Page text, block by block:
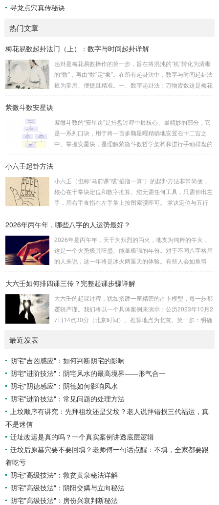
寻龙点穴真传秘诀
热门文章
梅花易数起卦法门（上）：数字与时间起卦详解
起卦是梅花易数操作的第一步，旨在将混沌的“机”转化为清晰
的“数”，再由“数”定“象”。在所有起卦法中，数字与时间起卦法
最为常用、便捷且精准。一、数字起卦法：万物皆数这是梅花
卦。如果数字是偶数位，则前后平分；如果是奇数位，则前部
分比后部分少一位。例如，数字 256：前一位 2 为上卦后两
位...
紫微斗数安星诀
紫微斗数的“安星诀”是排盘过程中最核心、最精妙的部分，它
是一系列口诀，用于将一百多颗星曜精确地安置在十二宫之
中。掌握安星诀，是理解紫微斗数哲学架构和进行手动排盘的
赖关系，可以清晰地通过下图展现：二、 核心安星诀详解1.
安紫微星诀（定帝星）这是所有安星的第一步，至关重要。口
诀：紫微天机星逆行，隔一阳武天同行，...
小六壬起卦方法
小六壬（也称“马前课”或“掐指一算”）的起卦方法非常简便，
核心在于掌诀定位和数字推算。您无需任何工具，只需伸出左
手，用右手食指在左手掌上按图索骥即可。 掌诀定位与五行
吉。留连：位于食指指尖，属水，玄武，主数2、7、8，凶。
口：位于无名指指尖，属金，白虎，主数4、1、2，凶。小
吉：位于无名指根部，属木，六合，主数5、3、8，吉。空
亡：位于中指根部，属土，勾陈，...
2026年丙午年，哪些八字的人运势最好？
2026年是丙午年，天干为炽烈的丙火，地支为纯粹的午火，
这是一个火势极其旺盛、能量极强的年份。对于不同八字格局
的人来说，这一年将是冰火两重天的体验。有些人会如鱼得
理：吉凶在于平衡与需求八字讲究五行平衡与“喜用神”。喜用
26年丙午，是火力全开的一年。因此：八字命局中“喜火”、“用
火”的人，等于得到了天地最强能量的帮助，犹如天降神助，
运势自然一飞冲天。八字命局中“忌火”的人...
大六壬如何排四课三传？完整起课步骤详解
大六壬的起课过程，犹如搭建一座精密的占卜模型，每一步都
逻辑严谨。我们将以一个具体案例来演示：公历2023年10月2
7日14点30分（北京时间）。推算地点为北京。第一步：明确
你需要：一张空白的天地盘（内含十二地支）、月将、当天日
干日支。第二步：核心步骤——排四课四课是“三传”之母，此
步必须精准。1. 定月将（布“天盘”的...
最近发表
阴宅"吉凶感应"：如何判断阴宅的影响
阴宅"进阶技法"：阴宅风水的最高境界——形气合一
阴宅"阴德感应"：阴德如何影响风水
阴宅"进阶技法"：常见问题的处理方法
上坟顺序有讲究：先拜祖坟还是父坟？老人说拜错损三代福运，真
不是迷信
迁址改运是真的吗？一个真实案例讲透底层逻辑
迁坟后原墓穴要不要回填？老师傅一句话点醒：不填，全家都要跟
着吃亏
阴宅"高级技法"：救贫黄泉秘法详解
阴宅"高级技法"：阴阳交媾与立向秘法
阴宅"高级技法"：房份兴衰判断秘法